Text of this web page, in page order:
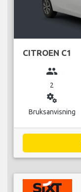
CITROEN C1
group
2
miscellaneous_services
Bruksanvisning